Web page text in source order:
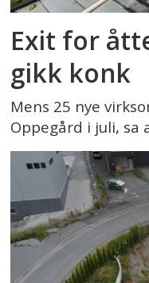
Exit for
gikk konk
Mens 25 nye
Oppegård i juli, sa